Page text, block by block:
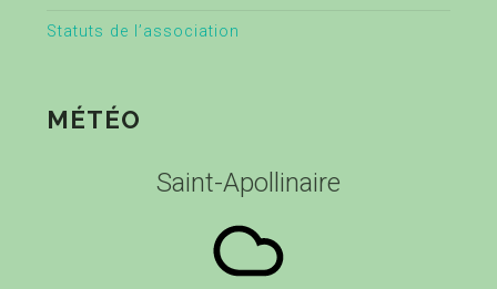
Statuts de l’association
MÉTÉO
Saint-Apollinaire